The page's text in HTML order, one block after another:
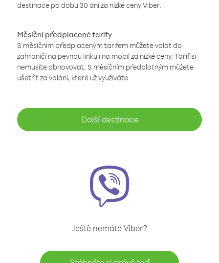
destinace po dobu 30 dní za nízké ceny Viber.
Měsíční předplacené tarify
S měsíčním předplaceným tarifem můžete volat do
zahraničí na pevnou linku i na mobil za nízké ceny. Tarif si
nemusíte obnovovat. S měsíčním předplatným můžete
ušetřit za volání, které už využíváte
Další destinace
Ještě nemáte Viber?